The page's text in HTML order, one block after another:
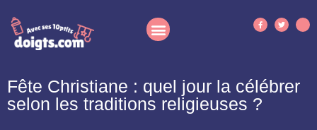
Fête Christiane : quel jour la célébrer
selon les traditions religieuses ?